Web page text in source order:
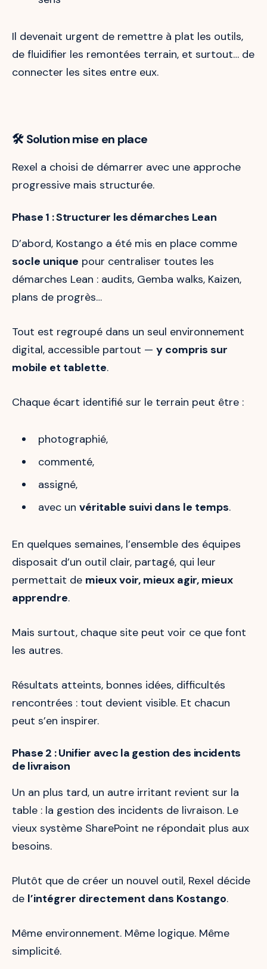
Il devenait urgent de remettre à plat les outils,
de fluidifier les remontées terrain, et surtout… de
connecter les sites entre eux.
🛠️ Solution mise en place
Rexel a choisi de démarrer avec une approche
progressive mais structurée.
Phase 1 : Structurer les démarches Lean
D’abord, Kostango a été mis en place comme
socle unique pour centraliser toutes les
démarches Lean : audits, Gemba walks, Kaizen,
plans de progrès…
Tout est regroupé dans un seul environnement
digital, accessible partout — y compris sur
mobile et tablette.
Chaque écart identifié sur le terrain peut être :
photographié,
commenté,
assigné,
avec un véritable suivi dans le temps.
En quelques semaines, l’ensemble des équipes
disposait d’un outil clair, partagé, qui leur
permettait de mieux voir, mieux agir, mieux
apprendre.
Mais surtout, chaque site peut voir ce que font
les autres.
Résultats atteints, bonnes idées, difficultés
rencontrées : tout devient visible. Et chacun
peut s’en inspirer.
Phase 2 : Unifier avec la gestion des incidents
de livraison
Un an plus tard, un autre irritant revient sur la
table : la gestion des incidents de livraison. Le
vieux système SharePoint ne répondait plus aux
besoins.
Plutôt que de créer un nouvel outil, Rexel décide
de l’intégrer directement dans Kostango.
Même environnement. Même logique. Même
simplicité.